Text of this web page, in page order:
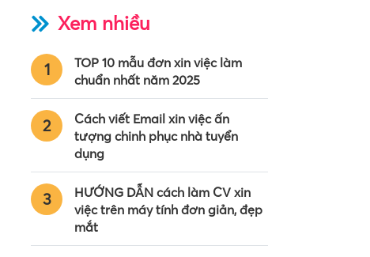
Xem nhiều
1
TOP 10 mẫu đơn xin việc làm
chuẩn nhất năm 2025
2
Cách viết Email xin việc ấn
tượng chinh phục nhà tuyển
dụng
3
HƯỚNG DẪN cách làm CV xin
việc trên máy tính đơn giản, đẹp
mắt